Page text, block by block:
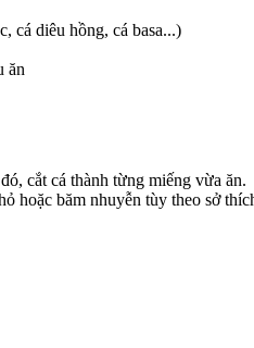
cá diêu hồng, cá basa...)
ăn
cắt cá thành từng miếng vừa ăn.
hoặc băm nhuyễn tùy theo sở